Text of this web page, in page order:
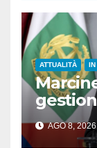
ATTUALITÀ IN
rispetti
AGO 8, 2026